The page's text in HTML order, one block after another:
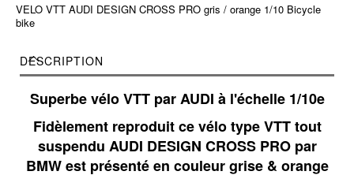
VELO VTT AUDI DESIGN CROSS PRO gris / orange 1/10 Bicycle
bike
DESCRIPTION
Superbe vélo VTT par AUDI à l'échelle 1/10e
Fidèlement reproduit ce vélo type VTT tout
suspendu AUDI DESIGN CROSS PRO par
BMW est présenté en couleur grise & orange